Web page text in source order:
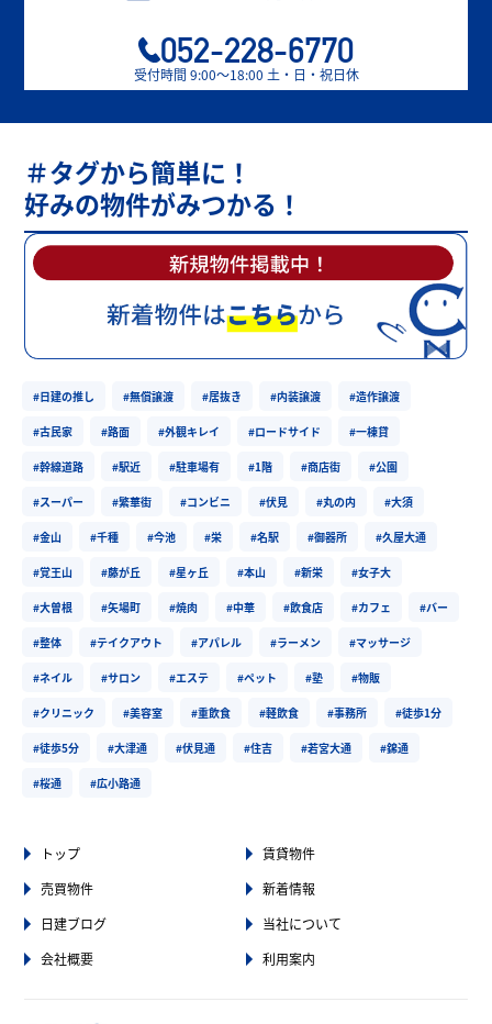
052-228-6770
受付時間 9:00〜18:00 土・日・祝日休
＃タグから簡単に！
好みの物件がみつかる！
#日建の推し #無償譲渡 #居抜き #内装譲渡 #造作譲渡
#古民家 #路面 #外観キレイ #ロードサイド #一棟貸
#幹線道路 #駅近 #駐車場有 #1階 #商店街 #公園
#スーパー #繁華街 #コンビニ #伏見 #丸の内 #大須
#金山 #千種 #今池 #栄 #名駅 #御器所 #久屋大通
#覚王山 #藤が丘 #星ヶ丘 #本山 #新栄 #女子大
#大曽根 #矢場町 #焼肉 #中華 #飲食店 #カフェ #バー
#整体 #テイクアウト #アパレル #ラーメン #マッサージ
#ネイル #サロン #エステ #ペット #塾 #物販
#クリニック #美容室 #重飲食 #軽飲食 #事務所 #徒歩1分
#徒歩5分 #大津通 #伏見通 #住吉 #若宮大通 #錦通
#桜通 #広小路通
トップ
賃貸物件
売買物件
新着情報
日建ブログ
当社について
会社概要
利用案内